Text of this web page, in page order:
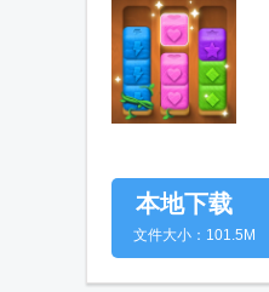
本地下载
文件大小：101.5M